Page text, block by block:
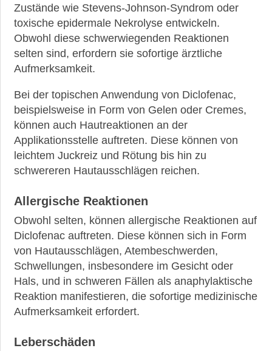
Zustände wie Stevens-Johnson-Syndrom oder
toxische epidermale Nekrolyse entwickeln.
Obwohl diese schwerwiegenden Reaktionen
selten sind, erfordern sie sofortige ärztliche
Aufmerksamkeit.
Bei der topischen Anwendung von Diclofenac,
beispielsweise in Form von Gelen oder Cremes,
können auch Hautreaktionen an der
Applikationsstelle auftreten. Diese können von
leichtem Juckreiz und Rötung bis hin zu
schwereren Hautausschlägen reichen.
Allergische Reaktionen
Obwohl selten, können allergische Reaktionen auf
Diclofenac auftreten. Diese können sich in Form
von Hautausschlägen, Atembeschwerden,
Schwellungen, insbesondere im Gesicht oder
Hals, und in schweren Fällen als anaphylaktische
Reaktion manifestieren, die sofortige medizinische
Aufmerksamkeit erfordert.
Leberschäden